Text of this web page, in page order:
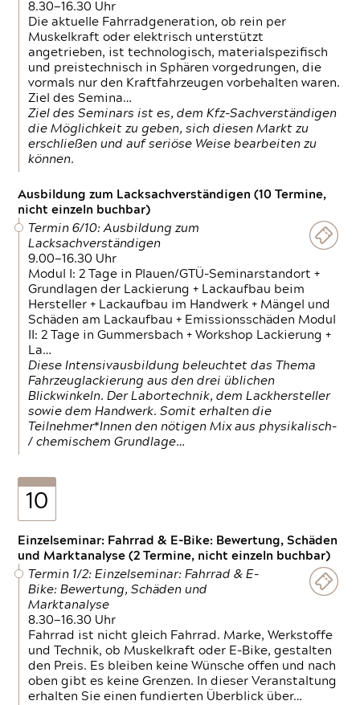
8.30—16.30 Uhr
Die aktuelle Fahrradgeneration, ob rein per
Muskelkraft oder elektrisch unterstützt
angetrieben, ist technologisch, materialspezifisch
und preistechnisch in Sphären vorgedrungen, die
vormals nur den Kraftfahrzeugen vorbehalten waren.
Ziel des Semina…
Ziel des Seminars ist es, dem Kfz-Sachverständigen
die Möglichkeit zu geben, sich diesen Markt zu
erschließen und auf seriöse Weise bearbeiten zu
können.
Ausbildung zum Lacksachverständigen (10 Termine,
nicht einzeln buchbar)
Termin 6/10: Ausbildung zum
Lacksachverständigen
9.00—16.30 Uhr
Modul I: 2 Tage in Plauen/GTÜ-Seminarstandort +
Grundlagen der Lackierung + Lackaufbau beim
Hersteller + Lackaufbau im Handwerk + Mängel und
Schäden am Lackaufbau + Emissionsschäden Modul
II: 2 Tage in Gummersbach + Workshop Lackierung +
La…
Diese Intensivausbildung beleuchtet das Thema
Fahrzeuglackierung aus den drei üblichen
Blickwinkeln. Der Labortechnik, dem Lackhersteller
sowie dem Handwerk. Somit erhalten die
Teilnehmer*Innen den nötigen Mix aus physikalisch-
/ chemischem Grundlage…
10
Einzelseminar: Fahrrad & E-Bike: Bewertung, Schäden
und Marktanalyse (2 Termine, nicht einzeln buchbar)
Termin 1/2: Einzelseminar: Fahrrad & E-
Bike: Bewertung, Schäden und
Marktanalyse
8.30—16.30 Uhr
Fahrrad ist nicht gleich Fahrrad. Marke, Werkstoffe
und Technik, ob Muskelkraft oder E-Bike, gestalten
den Preis. Es bleiben keine Wünsche offen und nach
oben gibt es keine Grenzen. In dieser Veranstaltung
erhalten Sie einen fundierten Überblick über…